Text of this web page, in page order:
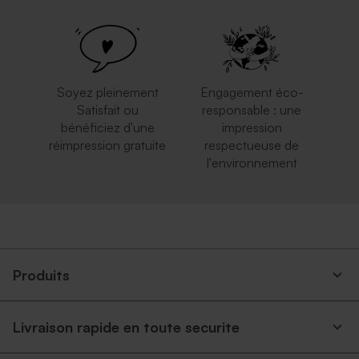
Soyez pleinement
Satisfait ou
bénéficiez d'une
réimpression gratuite
Engagement éco-
responsable : une
impression
respectueuse de
l'environnement
Produits
Livraison rapide en toute securite